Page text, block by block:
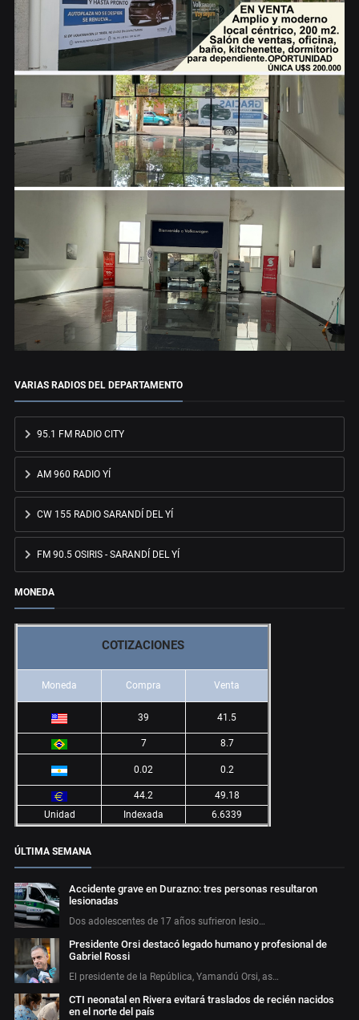
VARIAS RADIOS DEL DEPARTAMENTO
95.1 FM RADIO CITY
AM 960 RADIO YÍ
CW 155 RADIO SARANDÍ DEL YÍ
FM 90.5 OSIRIS - SARANDÍ DEL YÍ
MONEDA
COTIZACIONES
Moneda Compra Venta
39 41.5
7 8.7
0.02 0.2
44.2
49.18
Unidad
Indexada 6.6339
ÚLTIMA SEMANA
Accidente grave en Durazno: tres personas resultaron
lesionadas
Dos adolescentes de 17 años sufrieron lesio…
Presidente Orsi destacó legado humano y profesional de
Gabriel Rossi
El presidente de la República, Yamandú Orsi, as…
CTI neonatal en Rivera evitará traslados de recién nacidos
en el norte del país